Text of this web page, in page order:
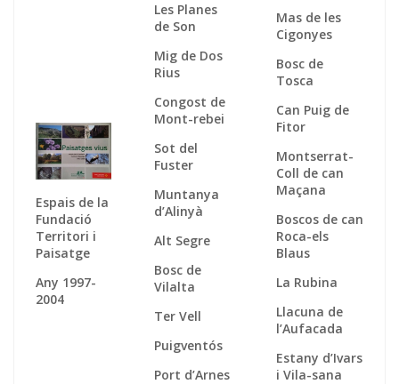
Espais de la
Fundació
Territori i
Paisatge
Any 1997-
2004
Les Planes
de Son
Mig de Dos
Rius
Congost de
Mont-rebei
Sot del
Fuster
Muntanya
d’Alinyà
Alt Segre
Bosc de
Vilalta
Ter Vell
Puigventós
Port d’Arnes
Mas de les
Cigonyes
Bosc de
Tosca
Can Puig de
Fitor
Montserrat-
Coll de can
Maçana
Boscos de can
Roca-els
Blaus
La Rubina
Llacuna de
l’Aufacada
Estany d’Ivars
i Vila-sana